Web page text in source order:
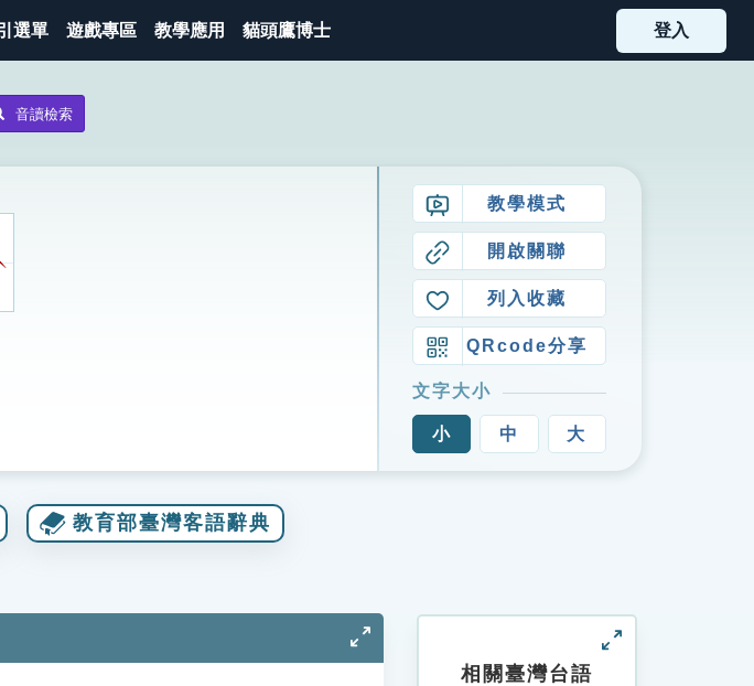
選單 遊戲專區 教學應用 貓頭鷹博士 登入
音讀檢索
教學模式
開啟關聯
列入收藏
QRcode分享
文字大小
小 中 大
教育部臺灣客語辭典
相關臺灣台語